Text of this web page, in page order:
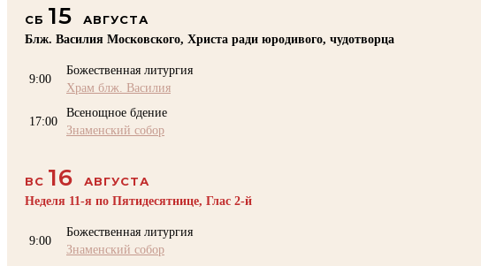
СБ 15
АВГУСТА
Блж. Василия Московского, Христа ради юродивого, чудотворца
9:00
Божественная литургия
Храм блж. Василия
17:00
Всенощное бдение
Знаменский собор
ВС 16
АВГУСТА
Неделя 11-я по Пятидесятнице, Глас 2-й
9:00
Божественная литургия
Знаменский собор